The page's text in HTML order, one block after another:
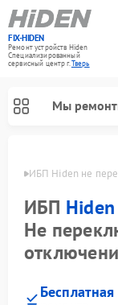
FIX-HIDEN
Ремонт устройств Hiden
Специализированный
cервисный центр г.Тверь
Мы
ИБП Hiden не
ИБП Hiden
Не